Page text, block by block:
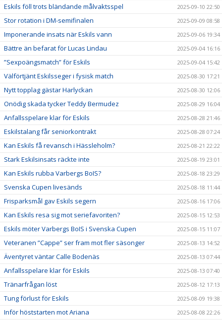
Eskils föll trots bländande målvaktsspel 2025-09-10 22:50
Stor rotation i DM-semifinalen 2025-09-09 08:58
Imponerande insats när Eskils vann 2025-09-06 19:34
Bättre än befarat för Lucas Lindau 2025-09-04 16:16
”Sexpoängsmatch” för Eskils 2025-09-04 15:42
Välförtjänt Eskilsseger i fysisk match 2025-08-30 17:21
Nytt topplag gästar Harlyckan 2025-08-30 12:06
Onödig skada tycker Teddy Bermudez 2025-08-29 16:04
Anfallsspelare klar för Eskils 2025-08-28 21:46
Eskilstalang får seniorkontrakt 2025-08-28 07:24
Kan Eskils få revansch i Hässleholm? 2025-08-21 22:22
Stark Eskilsinsats räckte inte 2025-08-19 23:01
Kan Eskils rubba Varbergs BoIS? 2025-08-18 23:29
Svenska Cupen livesänds 2025-08-18 11:44
Frisparksmål gav Eskils segern 2025-08-16 17:06
Kan Eskils resa sig mot seriefavoriten? 2025-08-15 12:53
Eskils möter Varbergs BoIS i Svenska Cupen 2025-08-15 11:07
Veteranen ”Cappe” ser fram mot fler säsonger 2025-08-13 14:52
Äventyret väntar Calle Bodenäs 2025-08-13 07:44
Anfallsspelare klar för Eskils 2025-08-13 07:40
Tränarfrågan löst 2025-08-12 17:13
Tung förlust för Eskils 2025-08-09 19:38
Inför höststarten mot Ariana 2025-08-08 22:26